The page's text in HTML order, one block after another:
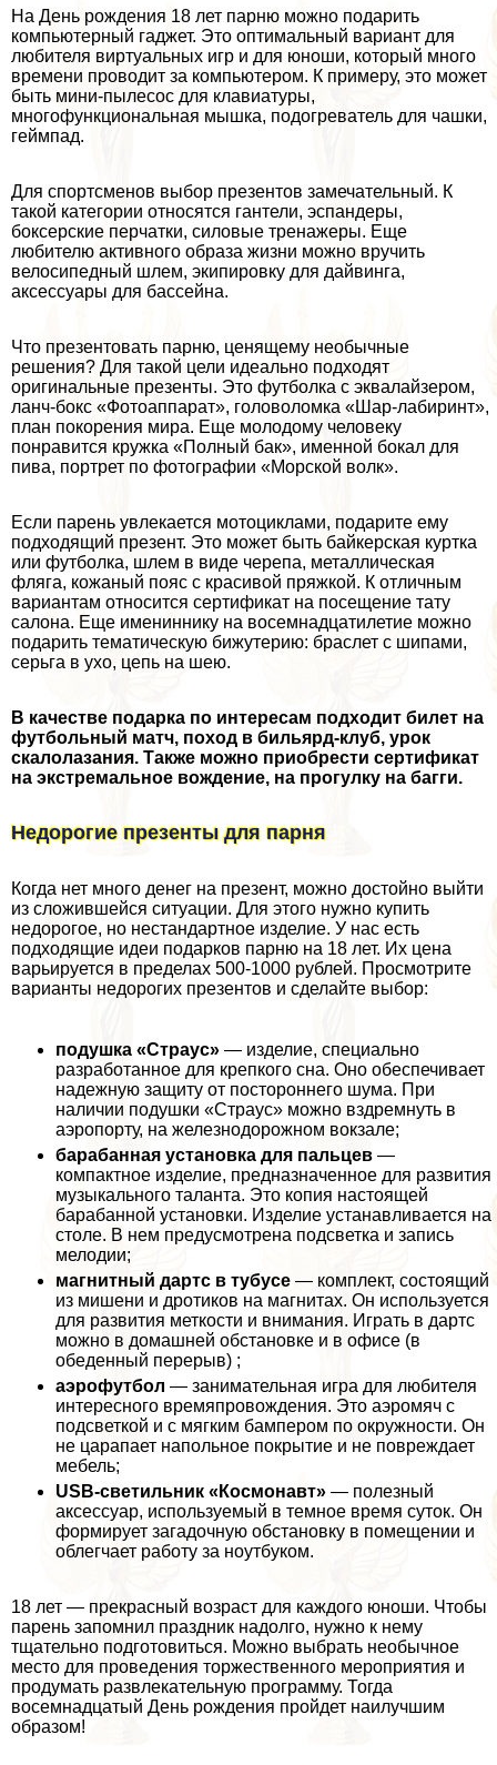
На День рождения 18 лет парню можно подарить
компьютерный гаджет. Это оптимальный вариант для
любителя виртуальных игр и для юноши, который много
времени проводит за компьютером. К примеру, это может
быть мини-пылесос для клавиатуры,
многофункциональная мышка, подогреватель для чашки,
гeймпад.
Для спортсменов выбор презентов замечательный. К
такой категории относятся гантели, эспандеры,
боксерские перчатки, силовые тренажеры. Еще
любителю активного образа жизни можно вручить
велосипедный шлем, экипировку для дайвинга,
аксессуары для бассейна.
Что презентовать парню, ценящему необычные
решения? Для такой цели идеально подходят
оригинальные презенты. Это футболка с эквалайзером,
ланч-бокс «Фотоаппарат», головоломка «Шар-лабиринт»,
план покорения мира. Еще молодому человеку
понравится кружка «Полный бак», именной бокал для
пива, портрет по фотографии «Морской волк».
Если парень увлекается мотоциклами, подарите ему
подходящий презент. Это может быть байкерская куртка
или футболка, шлем в виде черепа, металлическая
фляга, кожаный пояс с красивой пряжкой. К отличным
вариантам относится сертификат на посещение тату
салона. Еще имениннику на восемнадцатилетие можно
подарить тематическую бижутерию: браслет с шипами,
серьга в ухо, цепь на шею.
В качестве подарка по интересам подходит билет на
футбольный матч, поход в бильярд-клуб, урок
скалолазания. Также можно приобрести сертификат
на экстремальное вождение, на прогулку на багги.
Недорогие презенты для парня
Когда нет много денег на презент, можно достойно выйти
из сложившейся ситуации. Для этого нужно купить
недорогое, но нестандартное изделие. У нас есть
подходящие идеи подарков парню на 18 лет. Их цена
варьируется в пределах 500-1000 рублей. Просмотрите
варианты недорогих презентов и сделайте выбор:
подушка «Страус» — изделие, специально
разработанное для крепкого сна. Оно обеспечивает
надежную защиту от постороннего шума. При
наличии подушки «Страус» можно вздремнуть в
аэропорту, на железнодорожном вокзале;
баpaбанная установка для пальцев —
компактное изделие, предназначенное для развития
музыкального таланта. Это копия настоящей
баpaбанной установки. Изделие устанавливается на
столе. В нем предусмотрена подсветка и запись
мелодии;
магнитный дартс в тубусе — комплект, состоящий
из мишени и дротиков на магнитах. Он используется
для развития меткости и внимания. Играть в дартс
можно в домашней обстановке и в офисе (в
обеденный перерыв) ;
аэрофутбол — занимательная игра для любителя
интересного времяпровождения. Это аэромяч с
подсветкой и с мягким бампером по окружности. Он
не царапает напольное покрытие и не повреждает
мебель;
USB-светильник «Космонавт» — полезный
аксессуар, используемый в темное время суток. Он
формирует загадочную обстановку в помещении и
облегчает работу за ноутбуком.
18 лет — прекрасный возраст для каждого юноши. Чтобы
парень запомнил праздник надолго, нужно к нему
тщательно подготовиться. Можно выбрать необычное
место для проведения торжественного мероприятия и
продумать развлекательную программу. Тогда
восемнадцатый День рождения пройдет наилучшим
образом!